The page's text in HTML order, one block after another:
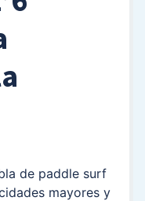
de paddle surf
mayores y